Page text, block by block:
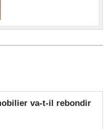
va-t-il rebondir